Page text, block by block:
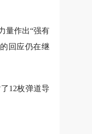
量作出“强有
回应仍在继
12枚弹道导